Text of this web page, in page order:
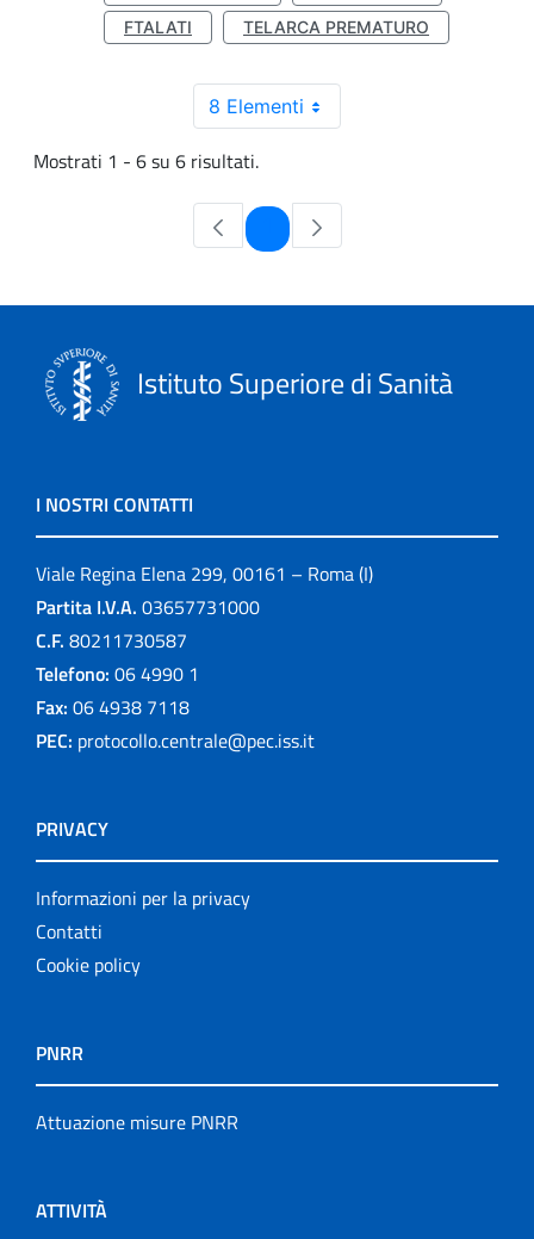
FTALATI
TELARCA PREMATURO
8 Elementi
Mostrati 1 - 6 su 6 risultati.
Pagina
Istituto Superiore di Sanità
I NOSTRI CONTATTI
Viale Regina Elena 299, 00161 – Roma (I)
Partita I.V.A. 03657731000
C.F. 80211730587
Telefono: 06 4990 1
Fax: 06 4938 7118
PEC: protocollo.centrale@pec.iss.it
PRIVACY
Informazioni per la privacy
Contatti
Cookie policy
PNRR
Attuazione misure PNRR
ATTIVITÀ